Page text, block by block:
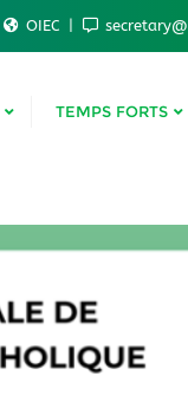
OIEC
TEMPS FORTS